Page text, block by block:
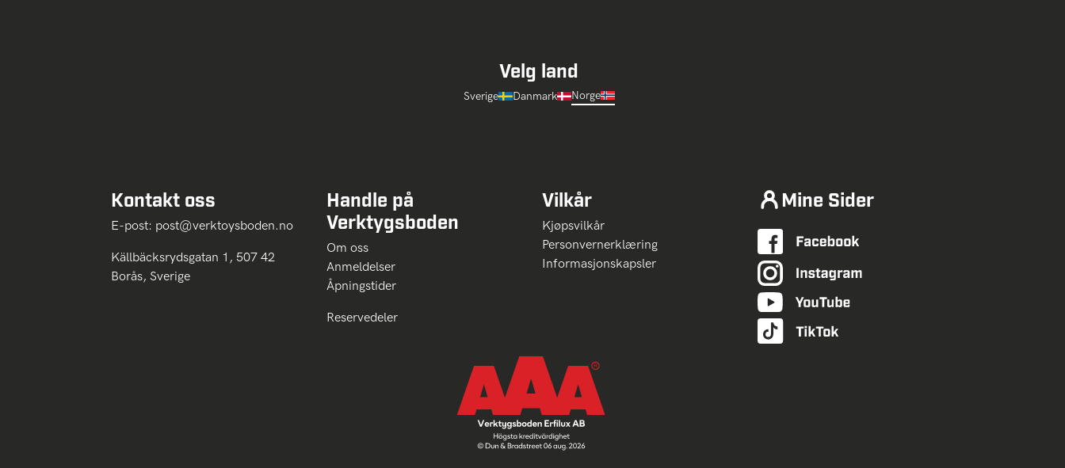
Velg land
Sverige Danmark Norge
Kontakt oss
E-post: post@verktoysboden.no
Källbäcksrydsgatan 1, 507 42
Borås, Sverige
Handle på
Verktygsboden
Om oss
Anmeldelser
Åpningstider
Reservedeler
Vilkår
Kjøpsvilkår
Personvernerklæring
Informasjonskapsler
Mine Sider